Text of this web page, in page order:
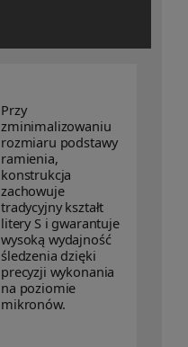
Przy
zminimalizowaniu
rozmiaru podstawy
ramienia,
konstrukcja
zachowuje
tradycyjny kształt
litery S i gwarantuje
wysoką wydajność
śledzenia dzięki
precyzji wykonania
na poziomie
mikronów.